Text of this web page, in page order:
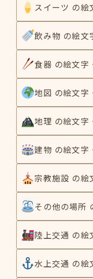
スイーツ の絵
飲み物 の絵文
食器 の絵文字
地図 の絵文字
地理 の絵文字
建物 の絵文字
宗教施設 の絵
その他の場所
陸上交通 の絵
水上交通 の絵